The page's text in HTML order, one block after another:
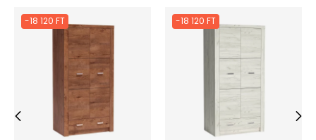
-18 120 FT -18 120 FT